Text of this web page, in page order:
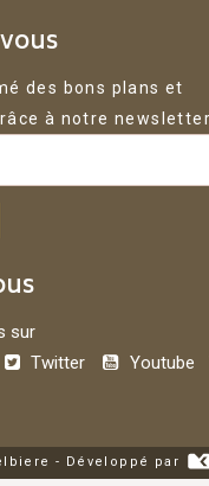
des bons plans et
à notre newsletter
sur
Twitter
Youtube
- Développé par